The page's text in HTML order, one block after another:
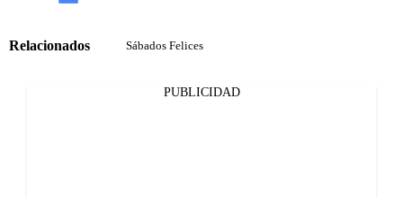
Relacionados Sábados Felices
PUBLICIDAD